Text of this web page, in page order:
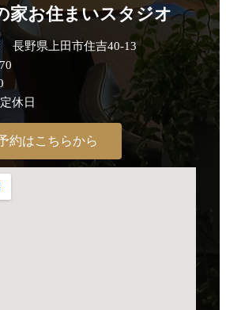
家お住まいスタジオ
長野県上田市住吉40-13
休日
約はこちらから